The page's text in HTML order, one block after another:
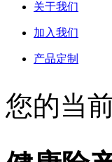
关于我们
加入我们
产品定制
您的当